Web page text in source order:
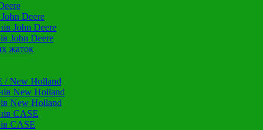
Deere
John Deere
John Deere
жаток
/ New Holland
New Holland
New Holland
CASE
CASE